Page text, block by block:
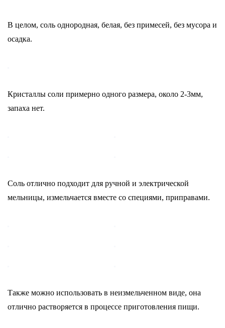
В целом, соль однородная, белая, без примесей, без мусора и
осадка.
Кристаллы соли примерно одного размера, около 2-3мм,
запаха нет.
Соль отлично подходит для ручной и электрической
мельницы, измельчается вместе со специями, приправами.
Также можно использовать в неизмельченном виде, она
отлично растворяется в процессе приготовления пищи.